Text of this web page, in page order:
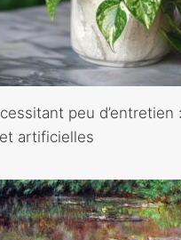
peu d’entretien
artificielles